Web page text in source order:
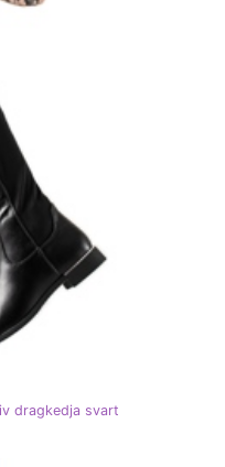
dragkedja svart